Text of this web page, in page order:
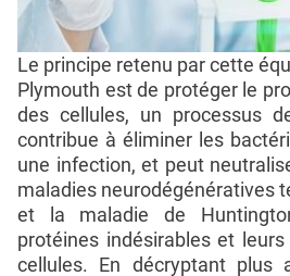
Le principe retenu par cette
Plymouth est de protéger le
des cellules, un processus
contribue à éliminer les
une infection, et peut
maladies neurodégénératives
et la maladie de
protéines indésirables et
cellules. En décryptant plus